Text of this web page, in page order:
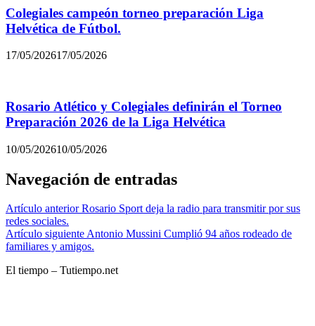
Colegiales campeón torneo preparación Liga
Helvética de Fútbol.
17/05/202617/05/2026
Rosario Atlético y Colegiales definirán el Torneo
Preparación 2026 de la Liga Helvética
10/05/202610/05/2026
Navegación de entradas
Artículo anterior Rosario Sport deja la radio para transmitir por sus
redes sociales.
Artículo siguienteAntonio Mussini Cumplió 94 años rodeado de
familiares y amigos.
El tiempo – Tutiempo.net